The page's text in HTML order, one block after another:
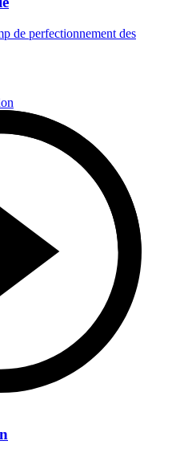
de perfectionnement des